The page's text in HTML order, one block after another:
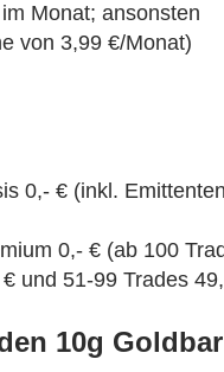
Monat; ansonsten
von 3,99 €/Monat)
0,- € (inkl.
0,- € (ab 100
und 51-99 Trades
10g